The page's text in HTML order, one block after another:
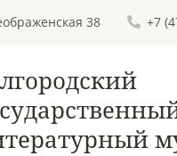
38 +7